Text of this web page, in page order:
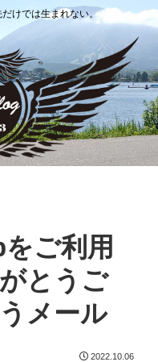
けでは生まれない。
ご利用
とうご
メール
2022.10.06